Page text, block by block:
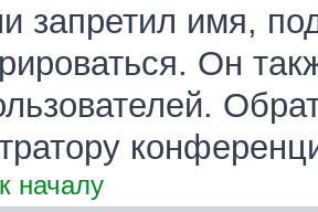
запретил имя,
Он
началу